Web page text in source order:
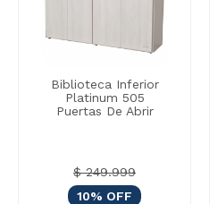
Biblioteca Inferior
Platinum 505
Puertas De Abrir
$ 249.999
10% OFF